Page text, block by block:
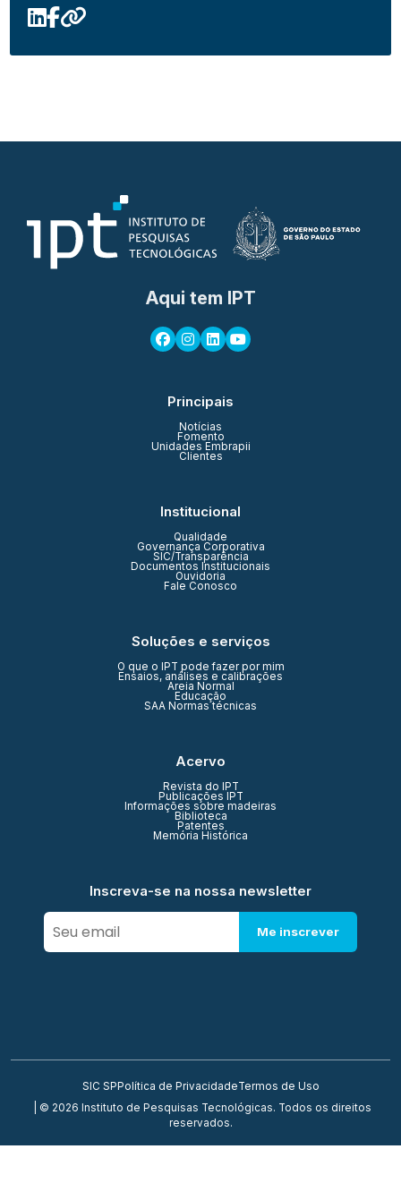
Aqui tem IPT
Principais
Notícias
Fomento
Unidades Embrapii
Clientes
Institucional
Qualidade
Governança Corporativa
SIC/Transparência
Documentos Institucionais
Ouvidoria
Fale Conosco
Soluções e serviços
O que o IPT pode fazer por mim
Ensaios, análises e calibrações
Areia Normal
Educação
SAA Normas técnicas
Acervo
Revista do IPT
Publicações IPT
Informações sobre madeiras
Biblioteca
Patentes
Memória Histórica
Inscreva-se na nossa newsletter
Me inscrever
SIC SP Política de PrivacidadeTermos de Uso
| © 2026 Instituto de Pesquisas Tecnológicas. Todos os direitos
reservados.